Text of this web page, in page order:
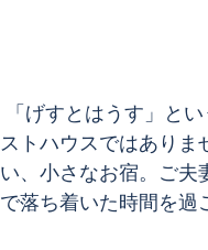
ストハウスではあり
い、小さなお宿。ご夫
で落ち着いた時間を過